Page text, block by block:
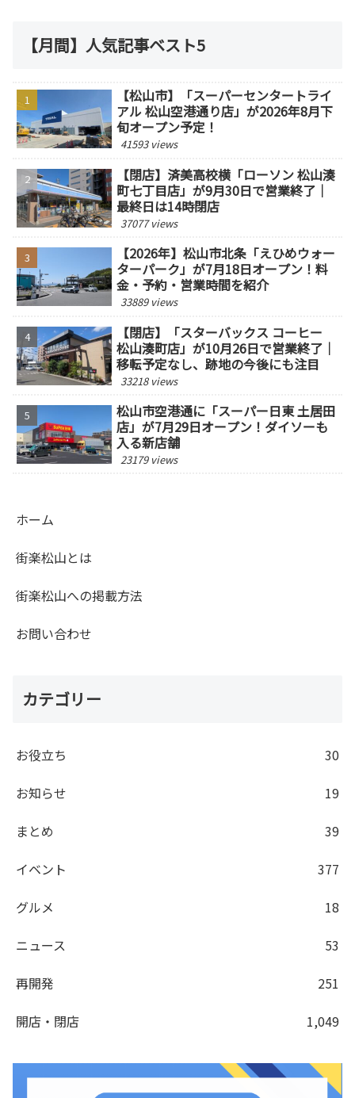
【月間】人気記事ベスト5
【松山市】「スーパーセンタートライ
アル 松山空港通り店」が2026年8月下
旬オープン予定！
41593 views
【閉店】済美高校横「ローソン 松山湊
町七丁目店」が9月30日で営業終了｜
最終日は14時閉店
37077 views
【2026年】松山市北条「えひめウォー
ターパーク」が7月18日オープン！料
金・予約・営業時間を紹介
33889 views
【閉店】「スターバックス コーヒー
松山湊町店」が10月26日で営業終了｜
移転予定なし、跡地の今後にも注目
33218 views
松山市空港通に「スーパー日東 土居田
店」が7月29日オープン！ダイソーも
入る新店舗
23179 views
ホーム
街楽松山とは
街楽松山への掲載方法
お問い合わせ
カテゴリー
お役立ち
30
お知らせ
19
まとめ
39
イベント
377
グルメ
18
ニュース
53
再開発
251
開店・閉店
1,049